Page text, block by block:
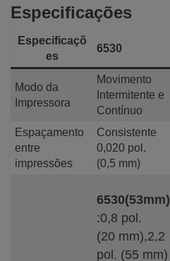
Especificações
Especificaçõ
es
6530
Modo da
Impressora
Movimento
Intermitente e
Contínuo
Espaçamento
entre
impressões
Consistente
0,020 pol.
(0,5 mm)
6530(53mm)
:0,8 pol.
(20 mm),2,2
pol. (55 mm)